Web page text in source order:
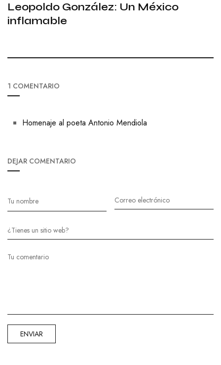
Leopoldo González: Un México
inflamable
1 COMENTARIO
Homenaje al poeta Antonio Mendiola
DEJAR COMENTARIO